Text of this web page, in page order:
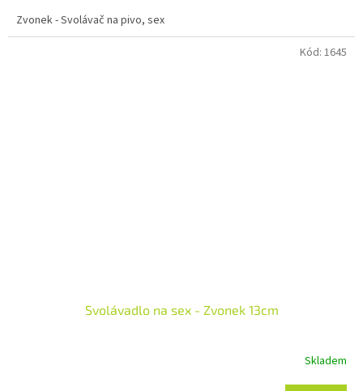
Zvonek - Svolávač na pivo, sex
Svolávadlo na sex - Zvonek 13cm
Skladem
Kód: 1645